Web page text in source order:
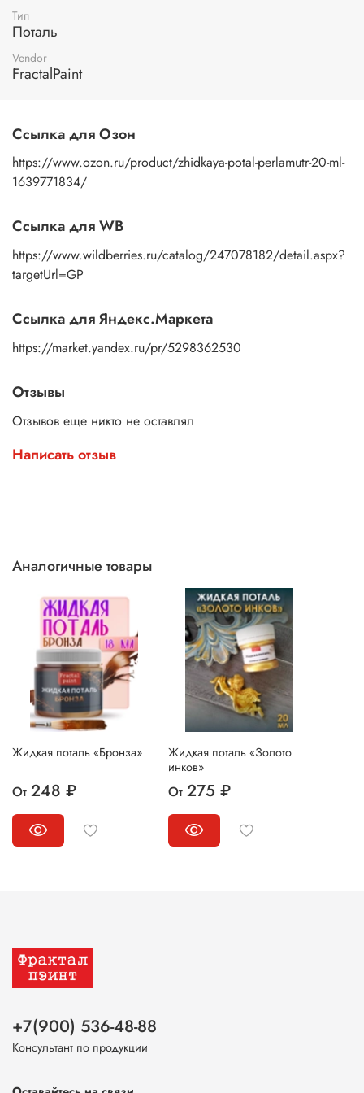
Кроме того, жидкая поталь легко сочетается с другими
материалами и красками, что позволяет вам раскрыть
свою творческую фантазию.
Применение:
Тип
Поталь
Vendor
FractalPaint
Ссылка для Озон
https://www.ozon.ru/product/zhidkaya-potal-perlamutr-20-ml-
1639771834/
Ссылка для WB
https://www.wildberries.ru/catalog/247078182/detail.aspx?
targetUrl=GP
Ссылка для Яндекс.Маркета
https://market.yandex.ru/pr/5298362530
Отзывы
Отзывов еще никто не оставлял
Написать отзыв
Аналогичные товары
Жидкая поталь «Бронза»
От 248 ₽
Жидкая поталь «Золото
инков»
От 275 ₽
+7(900) 536-48-88
Консультант по продукции